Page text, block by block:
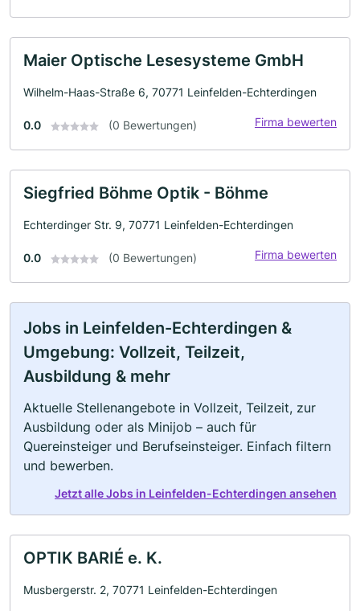
Maier Optische Lesesysteme GmbH
Wilhelm-Haas-Straße 6, 70771 Leinfelden-Echterdingen
0.0 (0 Bewertungen) Firma bewerten
Siegfried Böhme Optik - Böhme
Echterdinger Str. 9, 70771 Leinfelden-Echterdingen
0.0 (0 Bewertungen) Firma bewerten
Jobs in Leinfelden-Echterdingen &
Umgebung: Vollzeit, Teilzeit,
Ausbildung & mehr
Aktuelle Stellenangebote in Vollzeit, Teilzeit, zur
Ausbildung oder als Minijob – auch für
Quereinsteiger und Berufseinsteiger. Einfach filtern
und bewerben.
Jetzt alle Jobs in Leinfelden-Echterdingen ansehen
OPTIK BARIÉ e. K.
Musbergerstr. 2, 70771 Leinfelden-Echterdingen